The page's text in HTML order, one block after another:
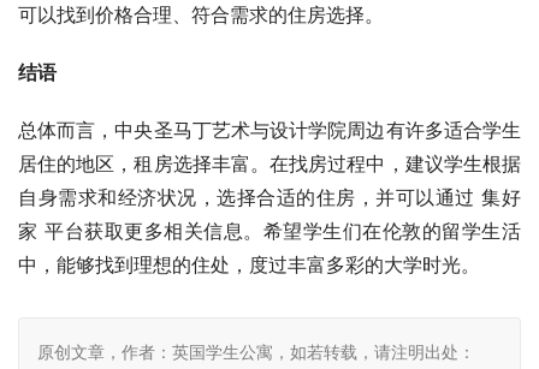
可以找到价格合理、符合需求的住房选择。
结语
总体而言，中央圣马丁艺术与设计学院周边有许多适合学生
居住的地区，租房选择丰富。在找房过程中，建议学生根据
自身需求和经济状况，选择合适的住房，并可以通过 集好
家 平台获取更多相关信息。希望学生们在伦敦的留学生活
中，能够找到理想的住处，度过丰富多彩的大学时光。
原创文章，作者：英国学生公寓，如若转载，请注明出处：